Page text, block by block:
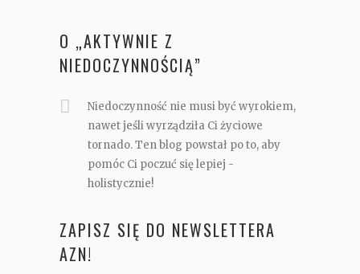
O „AKTYWNIE Z
NIEDOCZYNNOŚCIĄ”
Niedoczynność nie musi być wyrokiem,
nawet jeśli wyrządziła Ci życiowe
tornado. Ten blog powstał po to, aby
pomóc Ci poczuć się lepiej -
holistycznie!
ZAPISZ SIĘ DO NEWSLETTERA
AZN!